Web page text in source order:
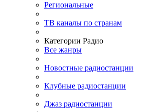
Региональные
ТВ каналы по странам
Категории Радио
Все жанры
Новостные радиостанции
Клубные радиостанции
Джаз радиостанции